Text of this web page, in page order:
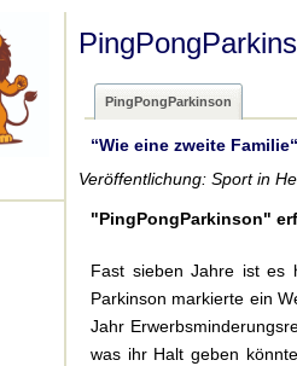
PingPongParkinson
“Wie eine zweite Familie“
Veröffentlichung: Sport in
"PingPongParkinson"
Fast sieben Jahre ist es
Parkinson markierte ein
Jahr
was ihr Halt geben